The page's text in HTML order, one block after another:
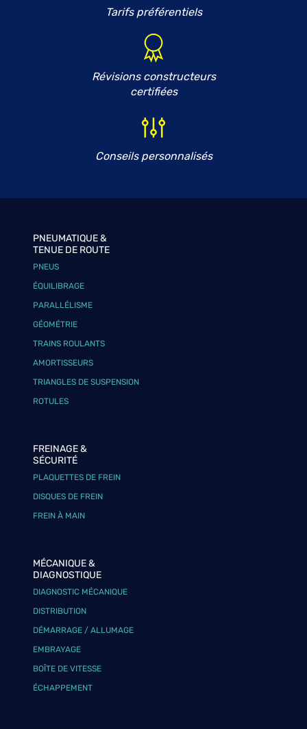
Tarifs préférentiels
Révisions constructeurs
certifiées
Conseils personnalisés
PNEUMATIQUE &
TENUE DE ROUTE
PNEUS
ÉQUILIBRAGE
PARALLÉLISME
GÉOMÉTRIE
TRAINS ROULANTS
AMORTISSEURS
TRIANGLES DE SUSPENSION
ROTULES
FREINAGE &
SÉCURITÉ
PLAQUETTES DE FREIN
DISQUES DE FREIN
FREIN À MAIN
MÉCANIQUE &
DIAGNOSTIQUE
DIAGNOSTIC MÉCANIQUE
DISTRIBUTION
DÉMARRAGE / ALLUMAGE
EMBRAYAGE
BOÎTE DE VITESSE
ÉCHAPPEMENT